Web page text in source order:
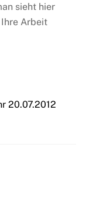
sieht hier
Arbeit
20.07.2012